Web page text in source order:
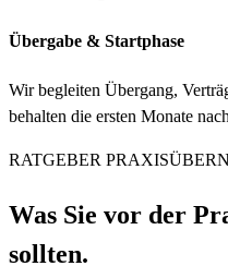
Übergabe & Startphase
Wir begleiten Übergang,
behalten die ersten Monate
RATGEBER
Was Sie vor der
sollten.